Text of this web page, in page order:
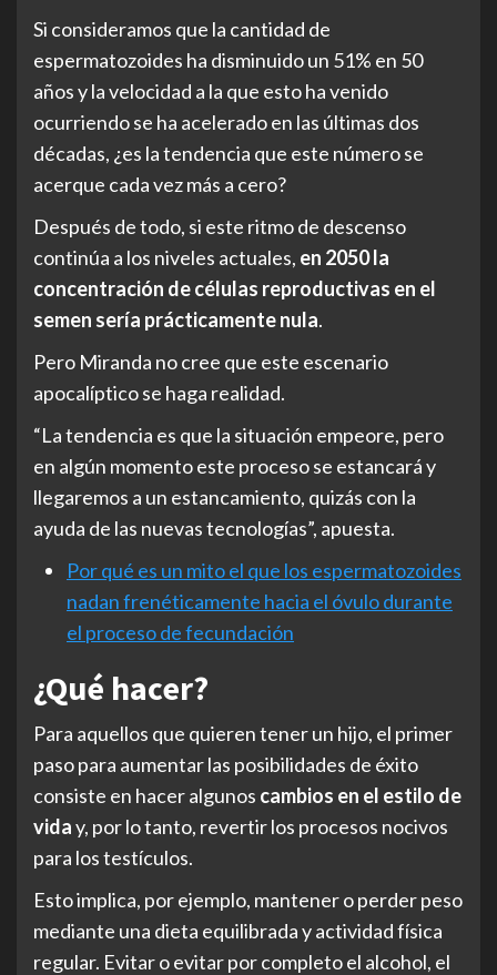
Si consideramos que la cantidad de
espermatozoides ha disminuido un 51% en 50
años y la velocidad a la que esto ha venido
ocurriendo se ha acelerado en las últimas dos
décadas, ¿es la tendencia que este número se
acerque cada vez más a cero?
Después de todo, si este ritmo de descenso
continúa a los niveles actuales, en 2050 la
concentración de células reproductivas en el
semen sería prácticamente nula.
Pero Miranda no cree que este escenario
apocalíptico se haga realidad.
“La tendencia es que la situación empeore, pero
en algún momento este proceso se estancará y
llegaremos a un estancamiento, quizás con la
ayuda de las nuevas tecnologías”, apuesta.
Por qué es un mito el que los espermatozoides
nadan frenéticamente hacia el óvulo durante
el proceso de fecundación
¿Qué hacer?
Para aquellos que quieren tener un hijo, el primer
paso para aumentar las posibilidades de éxito
consiste en hacer algunos cambios en el estilo de
viday, por lo tanto, revertir los procesos nocivos
para los testículos.
Esto implica, por ejemplo, mantener o perder peso
mediante una dieta equilibrada y actividad física
regular. Evitar o evitar por completo el alcohol, el